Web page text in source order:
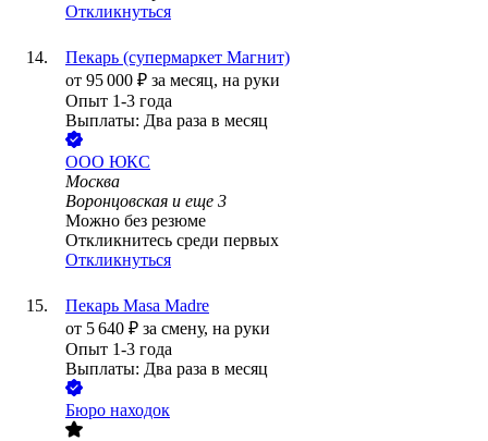
Откликнуться
Пекарь (супермаркет Магнит)
от 95 000 ₽ за месяц, на руки
Опыт 1-3 года
Выплаты: Два раза в месяц
ООО ЮКС
Москва
Воронцовская и еще 3
Можно без резюме
Откликнитесь среди первых
Откликнуться
Пекарь Masa Madre
от 5 640 ₽ за смену, на руки
Опыт 1-3 года
Выплаты: Два раза в месяц
Бюро находок